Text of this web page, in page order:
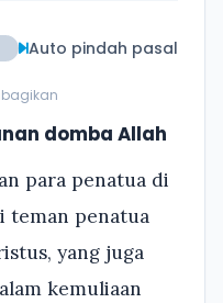
Auto pindah pasal
domba Allah
para penatua di
teman penatua
yang juga
kemuliaan